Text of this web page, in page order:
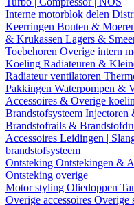
Interne motorblok delen
Keerringen Bouten &
& Krukassen Lagers &
Toebehoren Overige intern
Koeling Radiateuren &
Radiateur ventilatoren
Pakkingen Waterpompen &
Accessoires & Overige
Brandstofsysteem Injectoren
Brandstofrails &
Accessoires Leidingen |
brandstofsysteem
Ontsteking Ontstekingen &
Ontsteking overige
Motor styling Oliedoppen
Overige accessoires Overige